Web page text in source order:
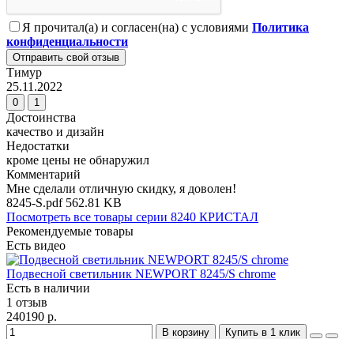
Я прочитал(а) и согласен(на) с условиями Политика
конфиденциальности
Отправить свой отзыв
Тимур
25.11.2022
0 1
Достоинства
качество и дизайн
Недостатки
кроме цены не обнаружил
Комментарий
Мне сделали отличную скидку, я доволен!
8245-S.pdf 562.81 KB
Посмотреть все товары серии 8240 КРИСТАЛ
Рекомендуемые товары
Есть видео
Подвесной светильник NEWPORT 8245/S chrome
Есть в наличии
1 отзыв
240190 р.
В корзину Купить в 1 клик